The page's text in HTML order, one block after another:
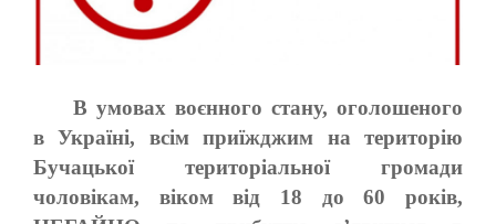
В умовах воєнного стану, оголошеного
в Україні, всім приїжджим на територію
Бучацької територіальної громади
чоловікам, віком від 18 до 60 років,